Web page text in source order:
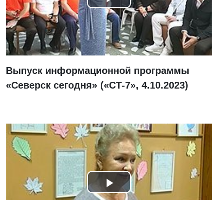
Смотреть
видео
Выпуск информационной программы
«Северск сегодня» («СТ-7», 4.10.2023)
Смотреть